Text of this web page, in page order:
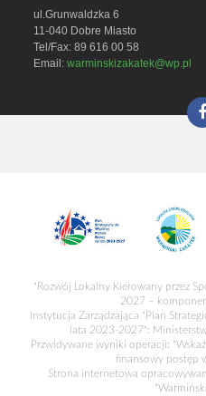
ul.Grunwaldzka 6
11-040 Dobre Miasto
Tel/Fax: 89 616 00 58
Email:warminskizakatek@wp.pl
"Rozwój Lokalny Kierowany przez
2027 –
Instytucja Zarządzająca "Plan
lata 2023-2027":
Przwidywane wyniki operacji:
finansowy postęp
Strona internetowa